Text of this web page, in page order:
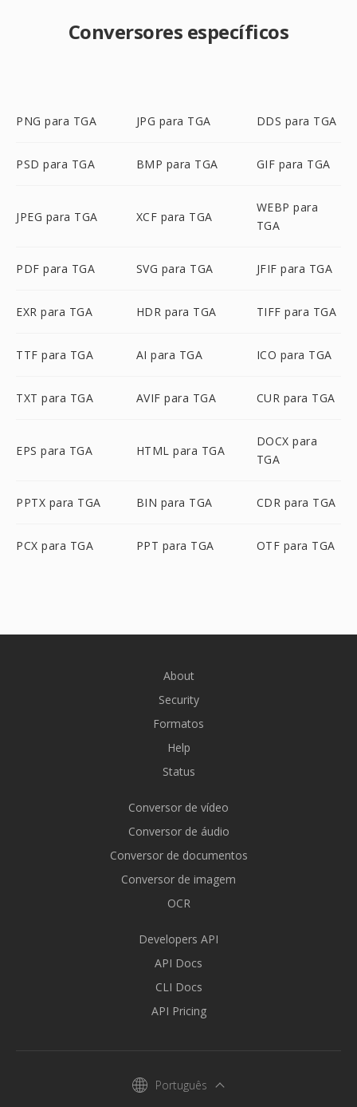
Conversores específicos
PNG para TGA JPG para TGA DDS para TGA
PSD para TGA BMP para TGA GIF para TGA
JPEG para TGA XCF para TGA
WEBP para
TGA
PDF para TGA SVG para TGA JFIF para TGA
EXR para TGA HDR para TGA TIFF para TGA
TTF para TGA AI para TGA ICO para TGA
TXT para TGA AVIF para TGA CUR para TGA
EPS para TGA HTML para TGA
DOCX para
TGA
PPTX para TGA BIN para TGA CDR para TGA
PCX para TGA PPT para TGA OTF para TGA
About
Security
Formatos
Help
Status
Conversor de vídeo
Conversor de áudio
Conversor de documentos
Conversor de imagem
OCR
Developers API
API Docs
CLI Docs
API Pricing
Português